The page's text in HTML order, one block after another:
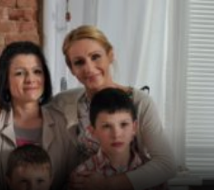
od kuchni